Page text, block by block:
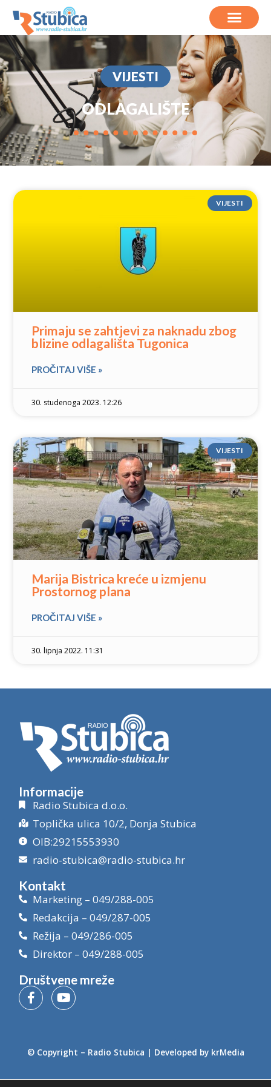
VIJESTI
ODLAGALIŠTE
VIJESTI
Primaju se zahtjevi za naknadu zbog
blizine odlagališta Tugonica
PROČITAJ VIŠE »
30. studenoga 2023. 12:26
VIJESTI
Marija Bistrica kreće u izmjenu
Prostornog plana
PROČITAJ VIŠE »
30. lipnja 2022. 11:31
Informacije
Radio Stubica d.o.o.
Toplička ulica 10/2, Donja Stubica
OIB:29215553930
radio-stubica@radio-stubica.hr
Kontakt
Marketing – 049/288-005
Redakcija – 049/287-005
Režija – 049/286-005
Direktor – 049/288-005
Društvene mreže
© Copyright – Radio Stubica | Developed by krMedia